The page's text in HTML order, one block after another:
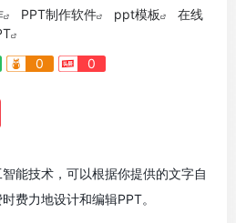
PPT制作软件 ppt模板
在线
0 0
能技术，可以根据你提供的文字自
费力地设计和编辑PPT。